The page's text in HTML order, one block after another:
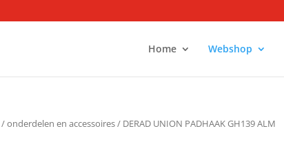
Home Webshop
/onderdelen en accessoires/ DERAD UNION PADHAAK GH139 ALM